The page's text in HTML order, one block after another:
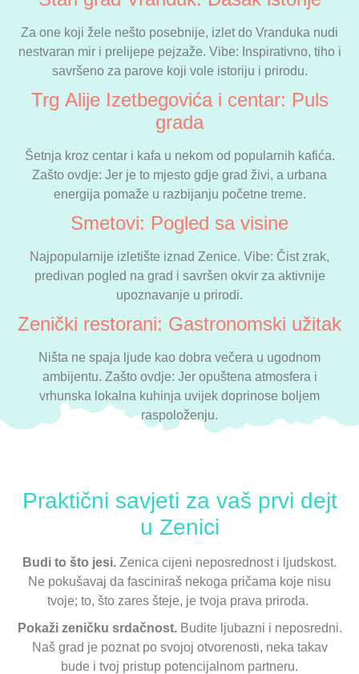
Za one koji žele nešto posebnije, izlet do Vranduka nudi
nestvaran mir i prelijepe pejzaže. Vibe: Inspirativno, tiho i
savršeno za parove koji vole istoriju i prirodu.
Trg Alije Izetbegovića i centar: Puls
grada
Šetnja kroz centar i kafa u nekom od popularnih kafića.
Zašto ovdje: Jer je to mjesto gdje grad živi, a urbana
energija pomaže u razbijanju početne treme.
Smetovi: Pogled sa visine
Najpopularnije izletište iznad Zenice. Vibe: Čist zrak,
predivan pogled na grad i savršen okvir za aktivnije
upoznavanje u prirodi.
Zenički restorani: Gastronomski užitak
Ništa ne spaja ljude kao dobra večera u ugodnom
ambijentu. Zašto ovdje: Jer opuštena atmosfera i
vrhunska lokalna kuhinja uvijek doprinose boljem
raspoloženju.
Praktični savjeti za vaš prvi dejt
u Zenici
Budi to što jesi. Zenica cijeni neposrednost i ljudskost.
Ne pokušavaj da fasciniraš nekoga pričama koje nisu
tvoje; to, što zares šteje, je tvoja prava priroda.
Pokaži zeničku srdačnost.Budite ljubazni i neposredni.
Naš grad je poznat po svojoj otvorenosti, neka takav
bude i tvoj pristup potencijalnom partneru.